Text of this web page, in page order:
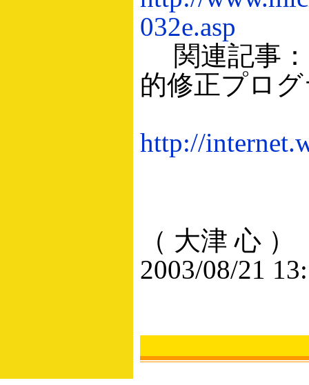
032e.asp
関連記事：
的修正プロ
http://
（ 大津 心 ）
2003/08/21